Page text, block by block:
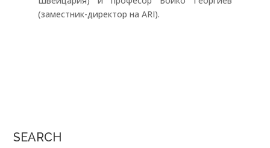
(заместник-директор на ARI).
SEARCH